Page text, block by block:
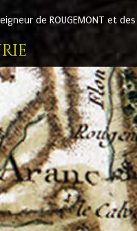
de ROUGEMONT et